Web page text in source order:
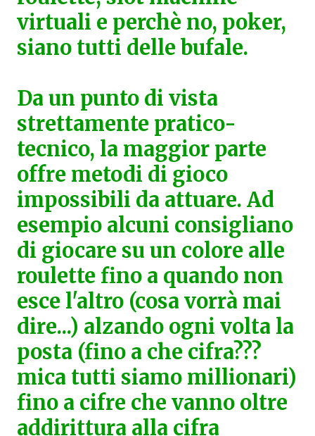
virtuali e perchè no, poker,
siano tutti delle bufale.
Da un punto di vista
strettamente pratico-
tecnico, la maggior parte
offre metodi di gioco
impossibili da attuare. Ad
esempio alcuni consigliano
di giocare su un colore alle
roulette fino a quando non
esce l'altro (cosa vorrà mai
dire...) alzando ogni volta la
posta (fino a che cifra???
mica tutti siamo millionari)
fino a cifre che vanno oltre
addirittura alla cifra